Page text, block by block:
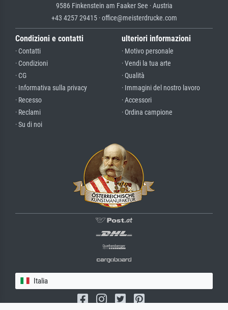
9586 Finkenstein am Faaker See · Austria
+43 4257 29415 · office@meisterdrucke.com
Condizioni e contatti
· Contatti
· Condizioni
· CG
· Informativa sulla privacy
· Recesso
· Reclami
· Su di noi
ulteriori informazioni
· Motivo personale
· Vendi la tua arte
· Qualità
· Immagini del nostro lavoro
· Accessori
· Ordina campione
Italia